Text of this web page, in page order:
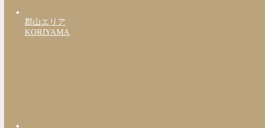
郡山エリア
KORIYAMA